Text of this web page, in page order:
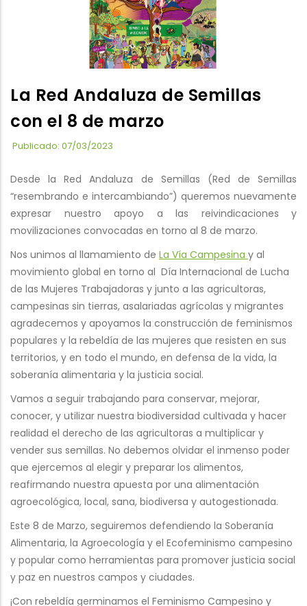
La Red Andaluza de Semillas
con el 8 de marzo
Publicado: 07/03/2023
Desde la Red Andaluza de Semillas (Red de Semillas
“resembrando e intercambiando”) queremos nuevamente
expresar nuestro apoyo a las reivindicaciones y
movilizaciones convocadas en torno al 8 de marzo.
Nos unimos al llamamiento de La Vía Campesina y al
movimiento global en torno al Día Internacional de Lucha
de las Mujeres Trabajadoras y junto a las agricultoras,
campesinas sin tierras, asalariadas agrícolas y migrantes
agradecemos y apoyamos la construcción de feminismos
populares y la rebeldía de las mujeres que resisten en sus
territorios, y en todo el mundo, en defensa de la vida, la
soberanía alimentaria y la justicia social.
Vamos a seguir trabajando para conservar, mejorar,
conocer, y utilizar nuestra biodiversidad cultivada y hacer
realidad el derecho de las agricultoras a multiplicar y
vender sus semillas. No debemos olvidar el inmenso poder
que ejercemos al elegir y preparar los alimentos,
reafirmando nuestra apuesta por una alimentación
agroecológica, local, sana, biodiversa y autogestionada.
Este 8 de Marzo, seguiremos defendiendo la Soberanía
Alimentaria, la Agroecología y el Ecofeminismo campesino
y popular como herramientas para promover justicia social
y paz en nuestros campos y ciudades.
¡Con rebeldía germinamos el Feminismo Campesino y